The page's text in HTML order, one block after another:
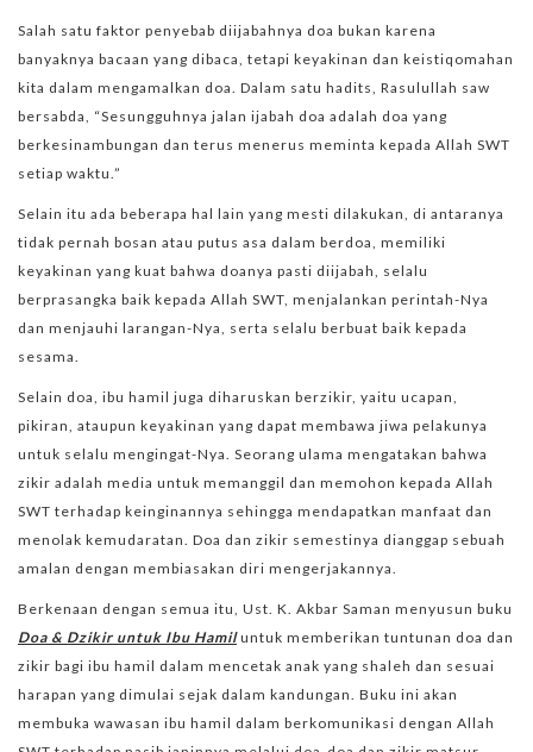
Salah satu faktor penyebab diijabahnya doa bukan karena
banyaknya bacaan yang dibaca, tetapi keyakinan dan keistiqomahan
kita dalam mengamalkan doa. Dalam satu hadits, Rasulullah saw
bersabda, “Sesungguhnya jalan ijabah doa adalah doa yang
berkesinambungan dan terus menerus meminta kepada Allah SWT
setiap waktu.”
Selain itu ada beberapa hal lain yang mesti dilakukan, di antaranya
tidak pernah bosan atau putus asa dalam berdoa, memiliki
keyakinan yang kuat bahwa doanya pasti diijabah, selalu
berprasangka baik kepada Allah SWT, menjalankan perintah-Nya
dan menjauhi larangan-Nya, serta selalu berbuat baik kepada
sesama.
Selain doa, ibu hamil juga diharuskan berzikir, yaitu ucapan,
pikiran, ataupun keyakinan yang dapat membawa jiwa pelakunya
untuk selalu mengingat-Nya. Seorang ulama mengatakan bahwa
zikir adalah media untuk memanggil dan memohon kepada Allah
SWT terhadap keinginannya sehingga mendapatkan manfaat dan
menolak kemudaratan. Doa dan zikir semestinya dianggap sebuah
amalan dengan membiasakan diri mengerjakannya.
Berkenaan dengan semua itu, Ust. K. Akbar Saman menyusun buku
Doa & Dzikir untuk Ibu Hamiluntuk memberikan tuntunan doa dan
zikir bagi ibu hamil dalam mencetak anak yang shaleh dan sesuai
harapan yang dimulai sejak dalam kandungan. Buku ini akan
membuka wawasan ibu hamil dalam berkomunikasi dengan Allah